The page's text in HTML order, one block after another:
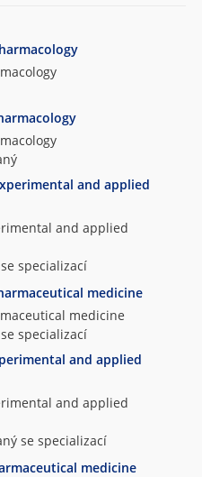
and applied
and applied
specializací
medicine
medicine
specializací
and applied
and applied
se specializací
medicine